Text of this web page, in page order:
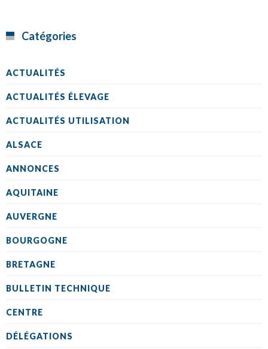
Catégories
ACTUALITÉS
ACTUALITÉS ÉLEVAGE
ACTUALITÉS UTILISATION
ALSACE
ANNONCES
AQUITAINE
AUVERGNE
BOURGOGNE
BRETAGNE
BULLETIN TECHNIQUE
CENTRE
DÉLÉGATIONS